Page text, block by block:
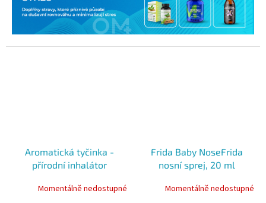
Aromatická tyčinka -
přírodní inhalátor
Momentálně nedostupné
Frida Baby NoseFrida
nosní sprej, 20 ml
Momentálně nedostupné